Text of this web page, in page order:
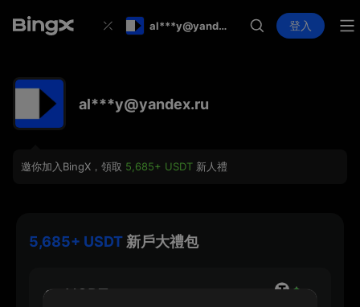
al***y@yandex.ru 登入
al***y@yandex.ru
邀你加入BingX，領取 5,685+ USDT 新人禮
5,685+ USDT 新戶大禮包
30 USDT